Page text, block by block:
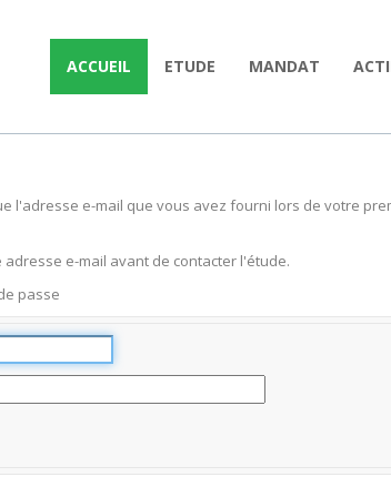
ACCUEIL ETUDE MANDAT
e-mail que vous avez fourni lors de votre
e-mail avant de contacter l'étude.
passe